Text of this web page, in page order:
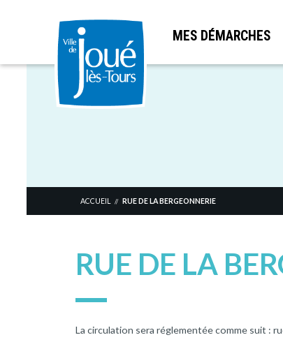
Aller
MES DÉMARCHES
ACCUEIL // RUE DE LA BERGEONNERIE
RUE DE LA
La circulation sera réglementée comme suit :